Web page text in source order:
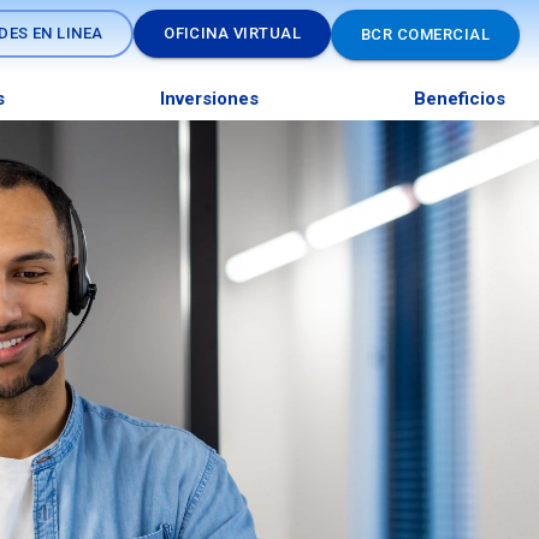
Inversiones Beneficios
EN LINEA OFICINA VIRTUAL BCR COMERCIAL